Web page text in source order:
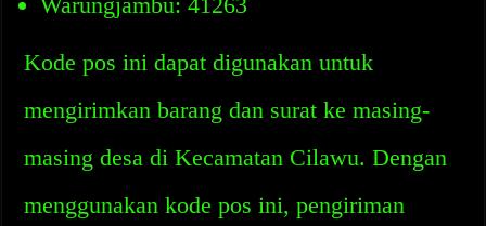
Kode pos ini dapat digunakan untuk
mengirimkan barang dan surat ke masing-
masing desa di Kecamatan Cilawu. Dengan
menggunakan kode pos ini, pengiriman